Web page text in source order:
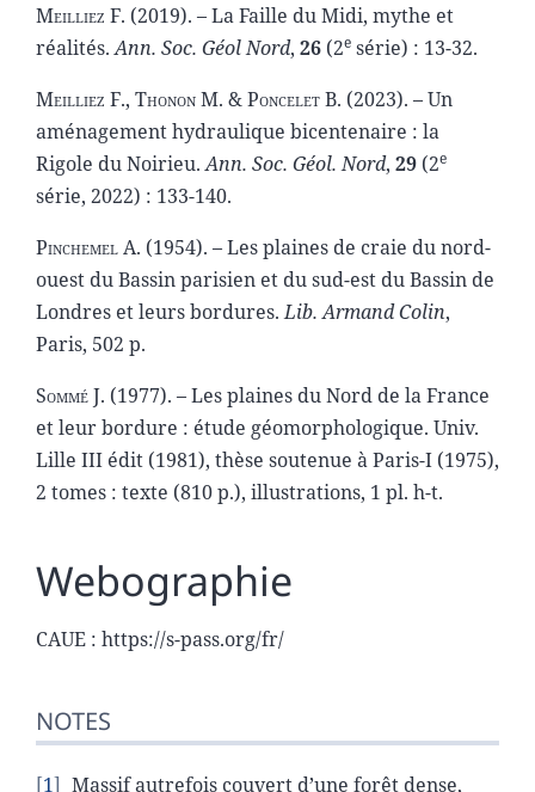
Meilliez F. (2019). – La Faille du Midi, mythe et
réalités.Ann. Soc. Géol Nord, 26 (2e série) : 13-32.
Meilliez F., ThononM. &PonceletB. (2023). – Un
aménagement hydraulique bicentenaire : la
Rigole du Noirieu.Ann. Soc. Géol. Nord, 29 (2e
série, 2022) : 133-140.
Pinchemel A. (1954). – Les plaines de craie du nord-
ouest du Bassin parisien et du sud-est du Bassin de
Londres et leurs bordures.Lib. Armand Colin,
Paris, 502 p.
Sommé J. (1977). – Les plaines du Nord de la France
et leur bordure : étude géomorphologique. Univ.
Lille III édit (1981), thèse soutenue à Paris-I (1975),
2 tomes : texte (810 p.), illustrations, 1 pl. h-t.
Webographie
CAUE : https://s-pass.org/fr/
NOTES
1
Massif autrefois couvert d’une forêt dense,